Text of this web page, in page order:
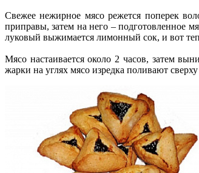
Свежее нежирное мясо режется поперек
приправы, затем на него – подготовленное
луковый выжимается лимонный сок, и вот
Мясо настаивается около 2 часов, затем
жарки на углях мясо изредка поливают